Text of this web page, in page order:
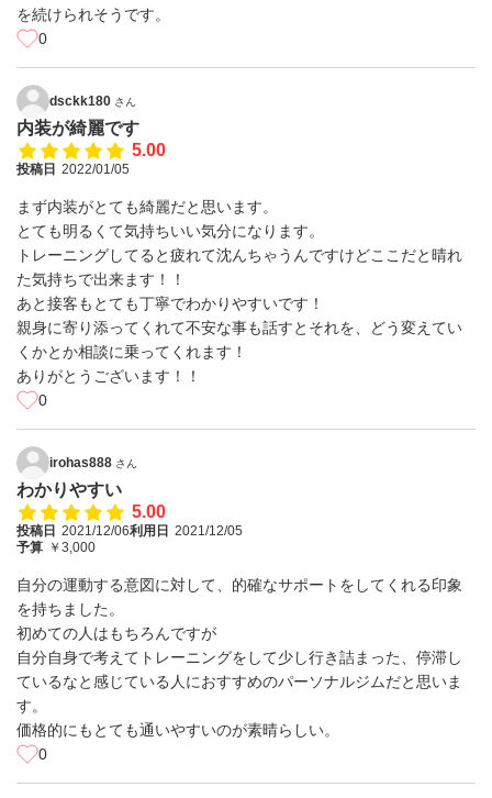
を続けられそうです。
0
dsckk180 さん
内装が綺麗です
5.00
投稿日 2022/01/05
まず内装がとても綺麗だと思います。
とても明るくて気持ちいい気分になります。
トレーニングしてると疲れて沈んちゃうんですけどここだと晴れ
た気持ちで出来ます！！
あと接客もとても丁寧でわかりやすいです！
親身に寄り添ってくれて不安な事も話すとそれを、どう変えてい
くかとか相談に乗ってくれます！
ありがとうございます！！
0
irohas888 さん
わかりやすい
5.00
投稿日 2021/12/06利用日 2021/12/05
予算 ￥3,000
自分の運動する意図に対して、的確なサポートをしてくれる印象
を持ちました。
初めての人はもちろんですが
自分自身で考えてトレーニングをして少し行き詰まった、停滞し
ているなと感じている人におすすめのパーソナルジムだと思いま
す。
価格的にもとても通いやすいのが素晴らしい。
0